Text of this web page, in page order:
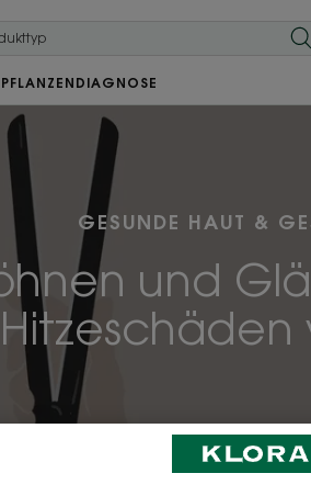
DIAGNOSE
GESUNDE HAUT &
und